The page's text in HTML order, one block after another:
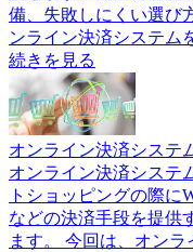
備、失敗しにくい選び
ンライン決済システム
続きを見る
オンライン決済システ
オンライン決済システ
トショッピングの際に
などの決済手段を提供
ます。 今回は、オン